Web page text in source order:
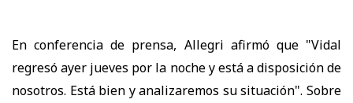
En conferencia de prensa, Allegri afirmó que "Vidal
regresó ayer jueves por la noche y está a disposición de
nosotros. Está bien y analizaremos su situación". Sobre